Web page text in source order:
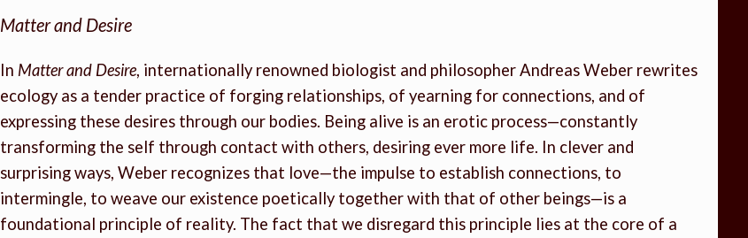
Matter and Desire
In Matter and Desire, internationally renowned biologist and philosopher Andreas Weber rewrites
ecology as a tender practice of forging relationships, of yearning for connections, and of
expressing these desires through our bodies. Being alive is an erotic process—constantly
transforming the self through contact with others, desiring ever more life. In clever and
surprising ways, Weber recognizes that love—the impulse to establish connections, to
intermingle, to weave our existence poetically together with that of other beings—is a
foundational principle of reality. The fact that we disregard this principle lies at the core of a